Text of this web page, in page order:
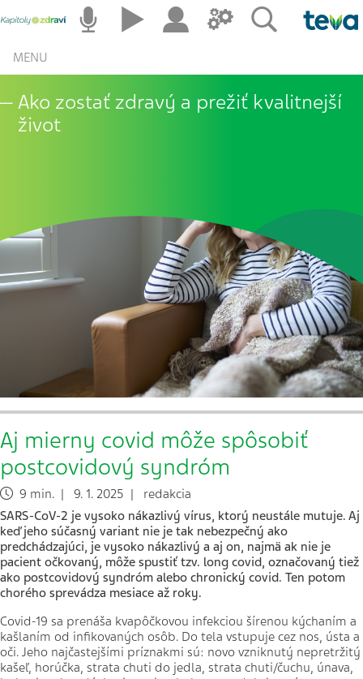
MENU
Ako zostať zdravý a prežiť kvalitnejší
život
Aj mierny covid môže spôsobiť
postcovidový syndróm
9 min. | 9. 1. 2025 | redakcia
SARS-CoV-2 je vysoko nákazlivý vírus, ktorý neustále mutuje. Aj
keď jeho súčasný variant nie je tak nebezpečný ako
predchádzajúci, je vysoko nákazlivý a aj on, najmä ak nie je
pacient očkovaný, môže spustiť tzv. long covid, označovaný tiež
ako postcovidový syndróm alebo chronický covid. Ten potom
chorého sprevádza mesiace až roky.
Covid-19 sa prenáša kvapôčkovou infekciou šírenou kýchaním a
kašlaním od infikovaných osôb. Do tela vstupuje cez nos, ústa a
oči. Jeho najčastejšími príznakmi sú: novo vzniknutý nepretržitý
kašeľ, horúčka, strata chuti do jedla, strata chuti/čuchu, únava,